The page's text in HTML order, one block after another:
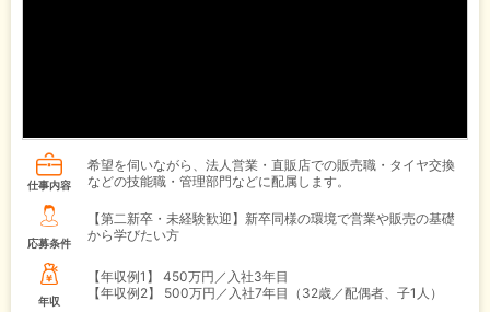
仕事内容
希望を伺いながら、法人営業・直販店での販売職・タイヤ交換
などの技能職・管理部門などに配属します。
応募条件
【第二新卒・未経験歓迎】新卒同様の環境で営業や販売の基礎
から学びたい方
年収
【年収例1】
450万円／入社3年目
【年収例2】
500万円／入社7年目（32歳／配偶者、子1人）